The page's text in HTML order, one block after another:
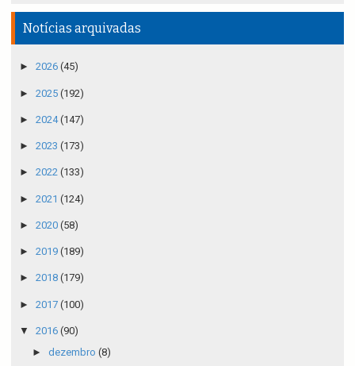
Notícias arquivadas
► 2026 (45)
► 2025 (192)
► 2024(147)
► 2023 (173)
► 2022 (133)
► 2021 (124)
► 2020 (58)
► 2019 (189)
► 2018 (179)
► 2017 (100)
▼ 2016 (90)
► dezembro (8)